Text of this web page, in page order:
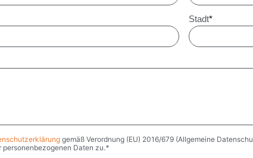
Stadt*
gemäß Verordnung (EU) 2016/679 (Allgemeine
personenbezogenen Daten zu.*